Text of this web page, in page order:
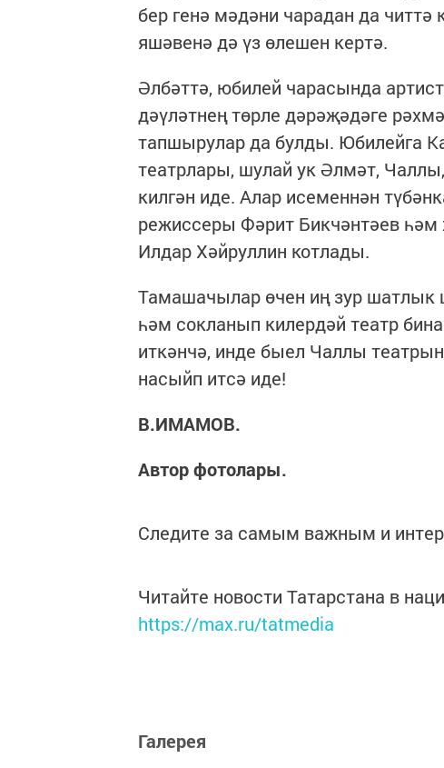
бер генә мәдәни чарадан да
яшәвенә дә үз өлешен кертә.
Әлбәттә, юбилей чарасында
дәүләтнең төрле дәрәҗәдәге
тапшырулар да булды. Юбилейга
театрлары, шулай ук Әлмәт,
килгән иде. Алар исеменнән
режиссеры Фәрит Бикчәнтәев
Илдар Хәйруллин котлады.
Тамашачылар өчен иң зур шатлык
һәм сокланып килердәй театр
иткәнчә, инде быел Чаллы
насыйп итсә иде!
В.ИМАМОВ.
Автор фотолары.
Следите за самым важным и
Читайте новости Татарстана в
https://max.ru/tatmedia
Галерея